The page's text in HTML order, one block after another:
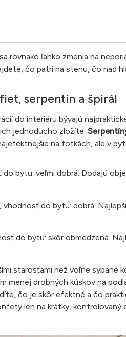
rovnako ľahko zmenia na
čo patrí na stenu, čo nad
serpentín a špirál
do interiéru bývajú
jednoducho zložíte.
na fotkách, ale v
bytu: veľmi dobrá. Dodajú
do bytu: dobrá.
do bytu: skôr obmedzená.
starosťami než voľne sypané
menej drobných kúskov na
čo je skôr efektné a čo
len na krátky, kontrolovaný